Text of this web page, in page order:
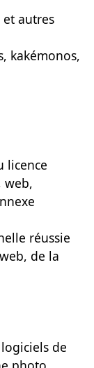
et autres
kakémonos,
licence
web,
réussie
de la
de